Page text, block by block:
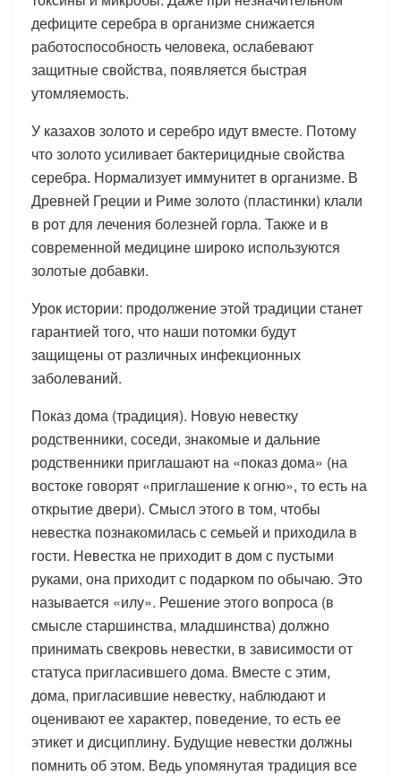
дефиците серебра в организме снижается
работоспособность человека, ослабевают
защитные свойства, появляется быстрая
утомляемость.
У казахов золото и серебро идут вместе. Потому
что золото усиливает бактерицидные свойства
серебра. Нормализует иммунитет в организме. В
Древней Греции и Риме золото (пластинки) клали
в рот для лечения болезней горла. Также и в
современной медицине широко используются
золотые добавки.
Урок истории: продолжение этой традиции станет
гарантией того, что наши потомки будут
защищены от различных инфекционных
заболеваний.
Показ дома (традиция). Новую невестку
родственники, соседи, знакомые и дальние
родственники приглашают на «показ дома» (на
востоке говорят «приглашение к огню», то есть на
открытие двери). Смысл этого в том, чтобы
невестка познакомилась с семьей и приходила в
гости. Невестка не приходит в дом с пустыми
руками, она приходит с подарком по обычаю. Это
называется «илу». Решение этого вопроса (в
смысле старшинства, младшинства) должно
принимать свекровь невестки, в зависимости от
статуса пригласившего дома. Вместе с этим,
дома, пригласившие невестку, наблюдают и
оценивают ее характер, поведение, то есть ее
этикет и дисциплину. Будущие невестки должны
помнить об этом. Ведь упомянутая традиция все